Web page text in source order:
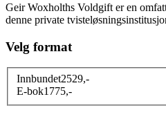
Geir Woxholths Voldgift er en
denne private
Velg format
Innbundet2529,-
E-bok1775,-